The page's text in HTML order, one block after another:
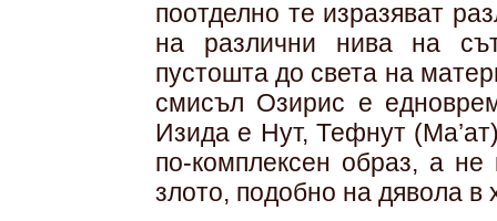
поотделно те изразяват
на различни нива на
пустошта до света на
смисъл Озирис е
Изида е Нут, Тефнут
по-комплексен образ, а не
злото, подобно на дявола в